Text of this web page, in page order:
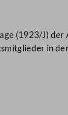
(1923/J) der
in